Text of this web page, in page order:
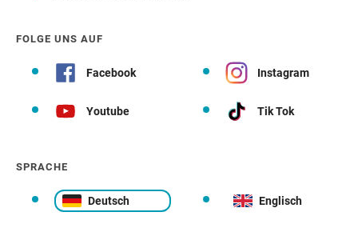
FOLGE UNS AUF
Facebook Instagram
Youtube Tik Tok
SPRACHE
Deutsch Englisch